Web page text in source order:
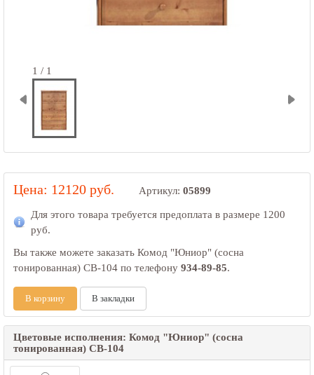
1 / 1
Цена: 12120 руб. Артикул: 05899
Для этого товара требуется предоплата в размере 1200
руб.
Вы также можете заказать Комод "Юниор" (сосна
тонированная) СВ-104 по телефону 934-89-85.
В корзину В закладки
Цветовые исполнения: Комод "Юниор" (сосна
тонированная) СВ-104